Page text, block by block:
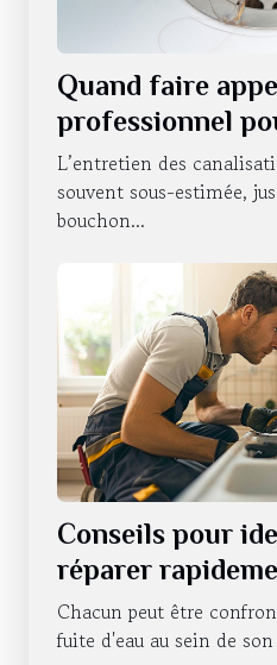
Quand faire
professionnel
débouchage de
Strasbourg ?
L’entretien des
souvent sous-estimée,
bouchon...
Conseils pour
réparer
d'eau
Chacun peut être
fuite d'eau au sein de